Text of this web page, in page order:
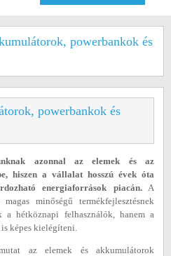
powerbankok és
powerbankok és
azonnal az elemek és az
hiszen a vállalat hosszú évek óta
energiaforrások piacán.A
minőségű termékfejlesztésnek
a hétköznapi felhasználók, hanem a
képes kielégíteni.
az elemek és akkumulátorok